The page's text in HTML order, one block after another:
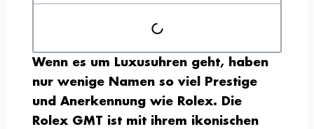
Wenn es um Luxusuhren geht, haben
nur wenige Namen so viel Prestige
und Anerkennung wie Rolex. Die
Rolex GMT ist mit ihrem ikonischen